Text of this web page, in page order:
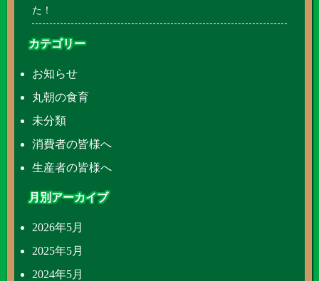
た！
カテゴリー
お知らせ
丸朝の食育
未分類
消費者の皆様へ
生産者の皆様へ
月別アーカイブ
2026年5月
2025年5月
2024年5月